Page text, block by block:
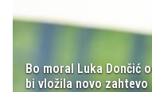
Bo moral Luka Dončić
bi vložila novo zahtevo